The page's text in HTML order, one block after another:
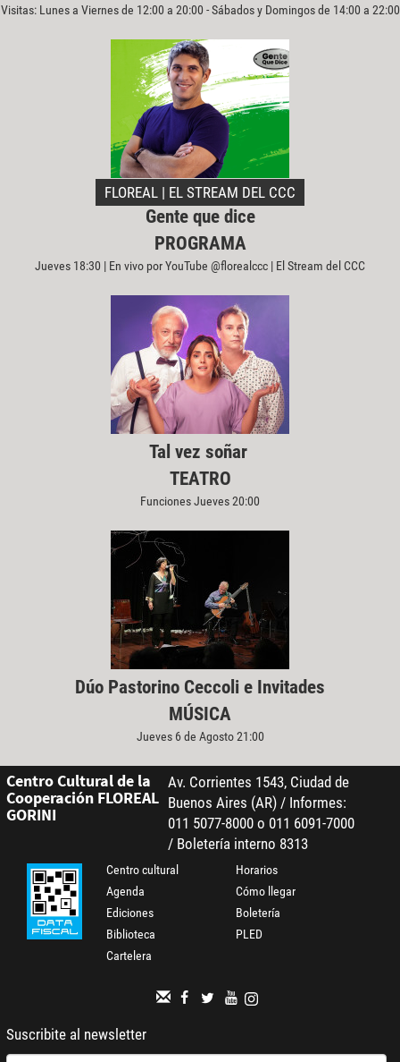
Visitas: Lunes a Viernes de 12:00 a 20:00 - Sábados y Domingos de 14:00 a 22:00
FLOREAL | EL STREAM DEL CCC
Gente que dice
PROGRAMA
Jueves 18:30 | En vivo por YouTube @florealccc | El Stream del CCC
Tal vez soñar
TEATRO
Funciones Jueves 20:00
Dúo Pastorino Ceccoli e Invitades
MÚSICA
Jueves 6 de Agosto 21:00
Centro Cultural de la
Cooperación FLOREAL
GORINI
Av. Corrientes 1543, Ciudad de
Buenos Aires (AR) / Informes:
011 5077-8000 o 011 6091-7000
/ Boletería interno 8313
Centro cultural
Agenda
Ediciones
Biblioteca
Cartelera
Horarios
Cómo llegar
Boletería
PLED
Suscribite al newsletter